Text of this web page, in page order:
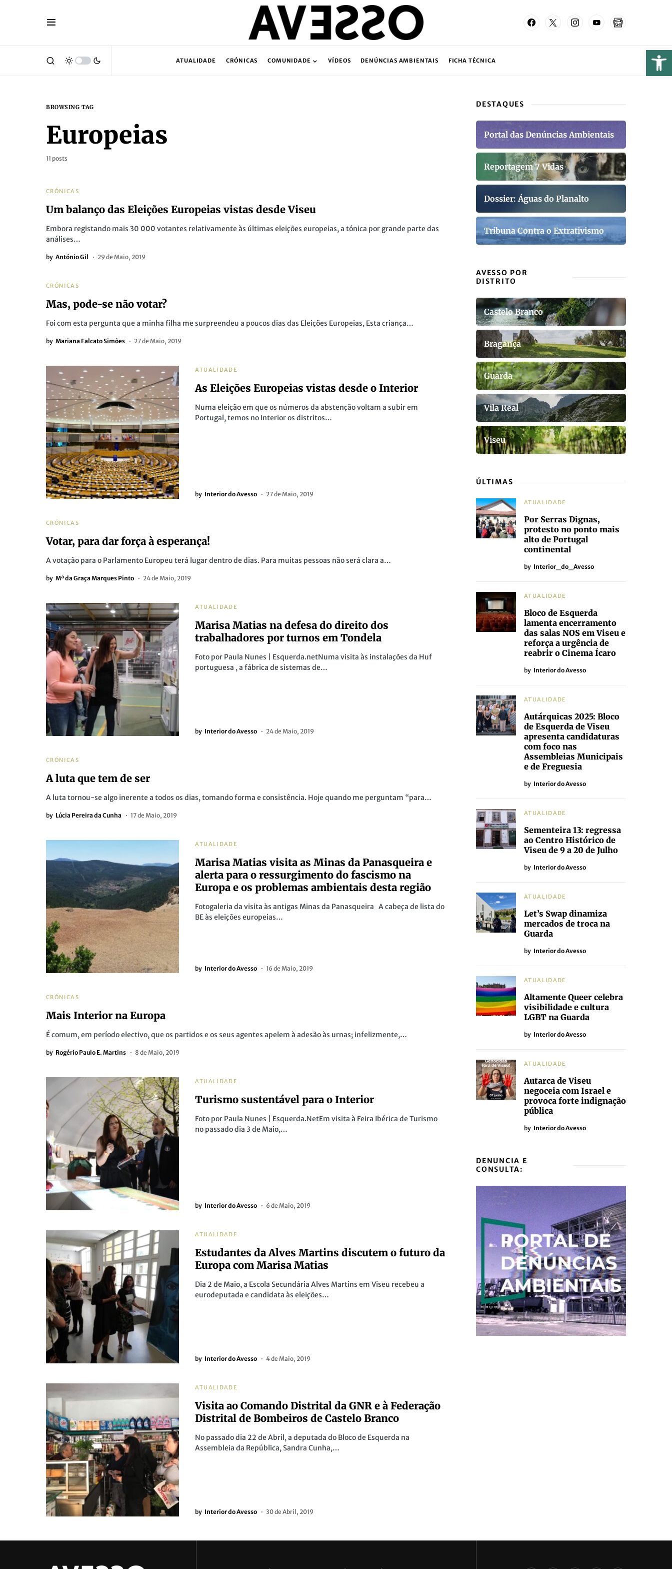
ATUALIDADE CRÓNICAS COMUNIDADE VÍDEOS DENÚNCIAS AMBIENTAIS FICHA TÉCNICA
BROWSING TAG
Europeias
11 posts
CRÓNICAS
Um balanço das Eleições Europeias vistas desde Viseu
Embora registando mais 30 000 votantes relativamente às últimas eleições europeias, a tónica por grande parte das
análises…
by António Gil 29 de Maio, 2019
CRÓNICAS
Mas, pode-se não votar?
Foi com esta pergunta que a minha filha me surpreendeu a poucos dias das Eleições Europeias, Esta criança…
by Mariana Falcato Simões 27 de Maio, 2019
ATUALIDADE
As Eleições Europeias vistas desde o Interior
Numa eleição em que os números da abstenção voltam a subir em
Portugal, temos no Interior os distritos…
by Interior do Avesso 27 de Maio, 2019
CRÓNICAS
Votar, para dar força à esperança!
A votação para o Parlamento Europeu terá lugar dentro de dias. Para muitas pessoas não será clara a…
by Mª da Graça Marques Pinto 24 de Maio, 2019
ATUALIDADE
Marisa Matias na defesa do direito dos
trabalhadores por turnos em Tondela
Foto por Paula Nunes | Esquerda.netNuma visita às instalações da Huf
portuguesa , a fábrica de sistemas de…
by Interior do Avesso 24 de Maio, 2019
CRÓNICAS
A luta que tem de ser
A luta tornou-se algo inerente a todos os dias, tomando forma e consistência. Hoje quando me perguntam “para…
by Lúcia Pereira da Cunha 17 de Maio, 2019
ATUALIDADE
Marisa Matias visita as Minas da Panasqueira e
alerta para o ressurgimento do fascismo na
Europa e os problemas ambientais desta região
Fotogaleria da visita às antigas Minas da Panasqueira A cabeça de lista do
BE às eleições europeias…
by Interior do Avesso 16 de Maio, 2019
CRÓNICAS
Mais Interior na Europa
É comum, em período electivo, que os partidos e os seus agentes apelem à adesão às urnas; infelizmente,…
by Rogério Paulo E. Martins 8 de Maio, 2019
ATUALIDADE
Turismo sustentável para o Interior
Foto por Paula Nunes | Esquerda.NetEm visita à Feira Ibérica de Turismo
no passado dia 3 de Maio,…
by Interior do Avesso 6 de Maio, 2019
ATUALIDADE
Estudantes da Alves Martins discutem o futuro da
Europa com Marisa Matias
Dia 2 de Maio, a Escola Secundária Alves Martins em Viseu recebeu a
eurodeputada e candidata às eleições…
by Interior do Avesso 4 de Maio, 2019
ATUALIDADE
Visita ao Comando Distrital da GNR e à Federação
Distrital de Bombeiros de Castelo Branco
No passado dia 22 de Abril, a deputada do Bloco de Esquerda na
Assembleia da República, Sandra Cunha,…
by Interior do Avesso 30 de Abril, 2019
DESTAQUES
Portal das Denúncias Ambientais
Reportagem 7 Vidas
Dossier: Águas do Planalto
Tribuna Contra o Extrativismo
AVESSO POR
DISTRITO
Castelo Branco
Bragança
Guarda
Vila Real
Viseu
ÚLTIMAS
ATUALIDADE
Por Serras Dignas,
protesto no ponto mais
alto de Portugal
continental
by Interior_do_Avesso
ATUALIDADE
Bloco de Esquerda
lamenta encerramento
das salas NOS em Viseu e
reforça a urgência de
reabrir o Cinema Ícaro
by Interior do Avesso
ATUALIDADE
Autárquicas 2025: Bloco
de Esquerda de Viseu
apresenta candidaturas
com foco nas
Assembleias Municipais
e de Freguesia
by Interior do Avesso
ATUALIDADE
Sementeira 13: regressa
ao Centro Histórico de
Viseu de 9 a 20 de Julho
by Interior do Avesso
ATUALIDADE
Let’s Swap dinamiza
mercados de troca na
Guarda
by Interior do Avesso
ATUALIDADE
Altamente Queer celebra
visibilidade e cultura
LGBT na Guarda
by Interior do Avesso
ATUALIDADE
Autarca de Viseu
negoceia com Israel e
provoca forte indignação
pública
by Interior do Avesso
DENUNCIA E
CONSULTA: